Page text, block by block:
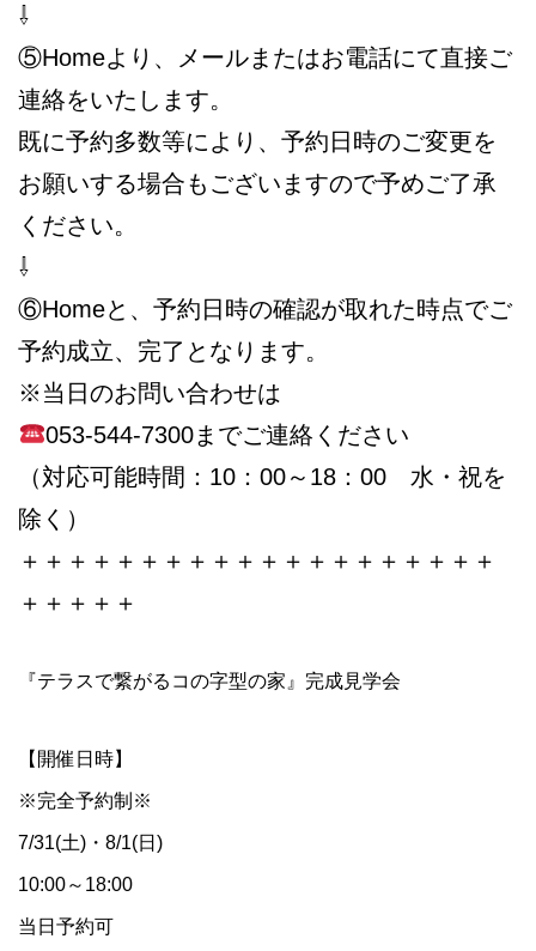
⇩
⑤Homeより、メールまたはお電話にて直接ご
連絡をいたします。
既に予約多数等により、予約日時のご変更を
お願いする場合もございますので予めご了承
ください。
⇩
⑥Homeと、予約日時の確認が取れた時点でご
予約成立、完了となります。
※当日のお問い合わせは
053-544-7300までご連絡ください
（対応可能時間：10：00～18：00 水・祝を
除く）
＋＋＋＋＋＋＋＋＋＋＋＋＋＋＋＋＋＋＋＋
＋＋＋＋＋
『テラスで繋がるコの字型の家』完成見学会
【開催日時】
※完全予約制※
7/31(土)・8/1(日)
10:00～18:00
当日予約可